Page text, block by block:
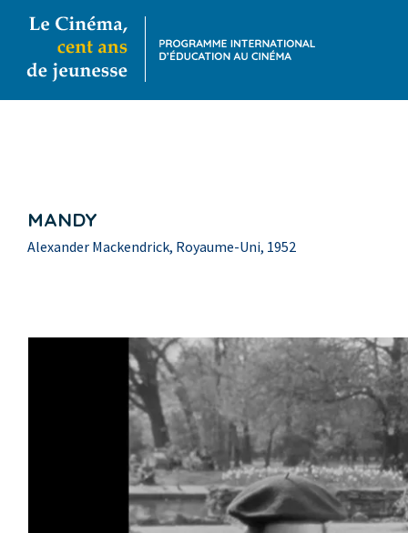
MANDY
Alexander Mackendrick, Royaume-Uni, 1952